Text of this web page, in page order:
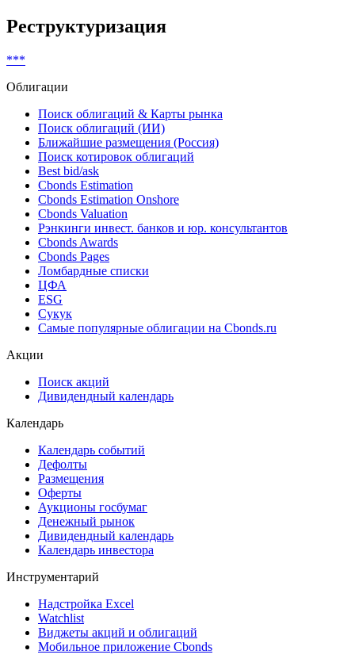
Реструктуризация
Облигации
Поиск облигаций & Карты рынка
Поиск облигаций (ИИ)
Ближайшие размещения (Россия)
Поиск котировок облигаций
Best bid/ask
Cbonds Estimation
Cbonds Estimation Onshore
Cbonds Valuation
Рэнкинги инвест. банков и юр. консультантов
Cbonds Awards
Cbonds Pages
Ломбардные списки
ESG
Самые популярные облигации на Cbonds.ru
Дивидендный календарь
Календарь
Календарь событий
Дефолты
Размещения
Оферты
Аукционы госбумаг
Денежный рынок
Календарь инвестора
Инструментарий
Надстройка Excel